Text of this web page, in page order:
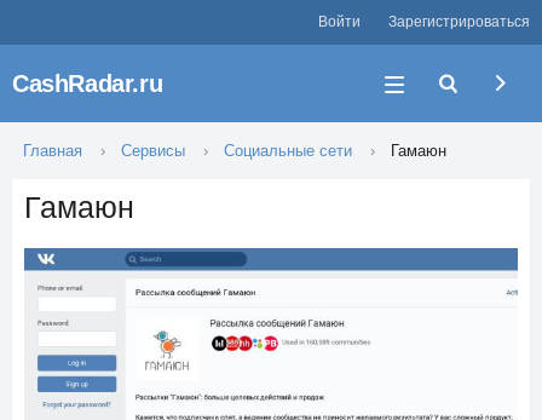
Войти Зарегистрироваться
CashRadar.ru
Главная Сервисы Социальные сети Гамаюн
Гамаюн